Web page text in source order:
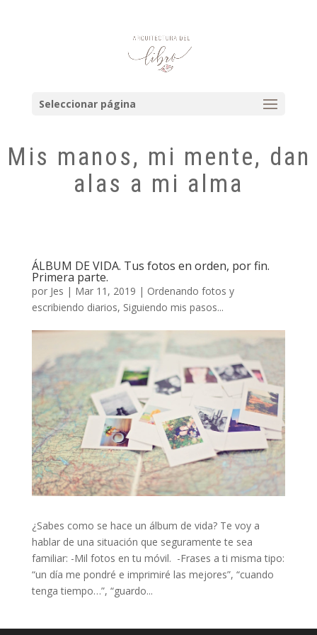
Seleccionar página
Mis manos, mi mente, dan
alas a mi alma
ÁLBUM DE VIDA. Tus fotos en orden, por fin.
Primera parte.
por Jes | Mar 11, 2019 | Ordenando fotos y
escribiendo diarios, Siguiendo mis pasos...
¿Sabes como se hace un álbum de vida? Te voy a
hablar de una situación que seguramente te sea
familiar: -Mil fotos en tu móvil. -Frases a ti misma tipo:
“un día me pondré e imprimiré las mejores”, “cuando
tenga tiempo…”, “guardo...